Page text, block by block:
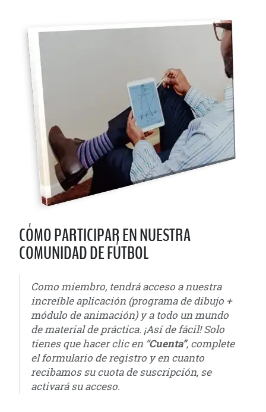
CÓMO PARTICIPAR EN NUESTRA
COMUNIDAD DE FÚTBOL
Como miembro, tendrá acceso a nuestra
increíble aplicación (programa de dibujo +
módulo de animación) y a todo un mundo
de material de práctica. ¡Así de fácil! Solo
tienes que hacer clic en “Cuenta”, complete
el formulario de registro y en cuanto
recibamos su cuota de suscripción, se
activará su acceso. ⁣